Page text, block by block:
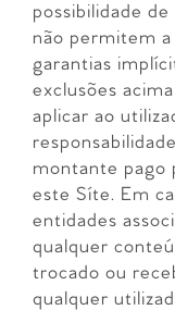
possibilidade
não permitem
garantias
exclusões
aplicar ao
montante pago
este Síte. Em
entidades
qualquer
trocado ou
qualquer